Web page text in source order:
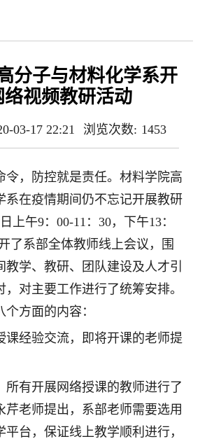
分子与材料化学系开
络视频教研活动
03-17 22:21 浏览次数: 1453
令，防控就是责任。材料学院高
系在疫情期间仍不忘记开展教研
上午9：00-11：30，下午13：
了系部全体教师线上会议，围
教学、教研、团队建设及人才引
对主要工作进行了统筹安排。
方面的内容：
课经验交流，即将开课的老师提
所有开展网络授课的教师进行了
芹老师提出，系部老师需要选用
平台，保证线上教学顺利进行，